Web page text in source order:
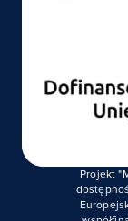
Projekt